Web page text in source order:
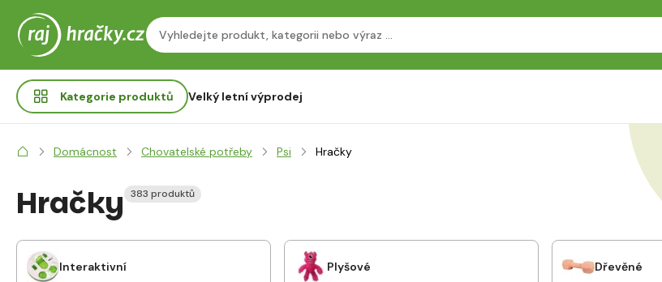
Kategorie produktů Velký letní výprodej
Domácnost Chovatelské potřeby Psi Hračky
Hračky 383 produktů
Interaktivní Plyšové Dřevěné